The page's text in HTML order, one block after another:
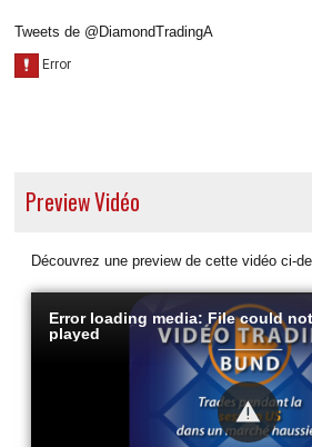
Tweets de @DiamondTradingA
Preview Vidéo
Découvrez une preview de cette vidéo ci-
Error loading media: File could
played